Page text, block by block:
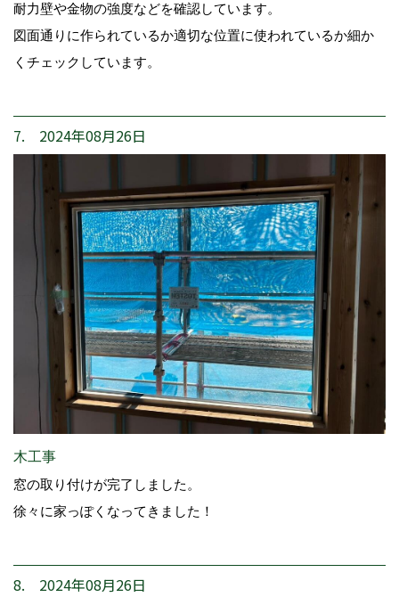
耐力壁や金物の強度などを確認しています。
図面通りに作られているか適切な位置に使われているか細か
くチェックしています。
7. 2024年08月26日
木工事
窓の取り付けが完了しました。
徐々に家っぽくなってきました！
8. 2024年08月26日